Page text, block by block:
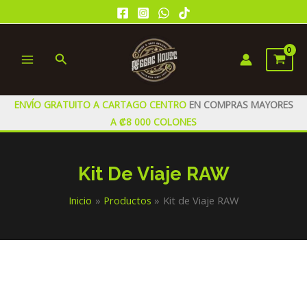
al
MENU
Buscar
ENVÍO GRATUITO A CARTAGO CENTRO EN COMPRAS MAYORES
A ₡8 000 COLONES
Kit De Viaje RAW
Inicio Productos Kit de Viaje RAW